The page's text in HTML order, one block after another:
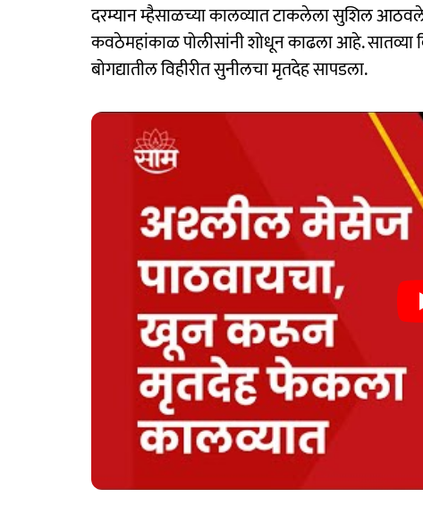
दरम्यान म्हैसाळच्या कालव्यात टाकलेला सुशिल
कवठेमहांकाळ पोलीसांनी शोधून काढला आहे. सातव्या
बोगद्यातील विहीरीत सुनीलचा मृतदेह सापडला.